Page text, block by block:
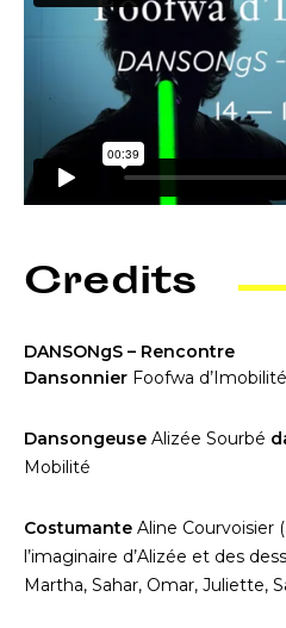
Credits
DANSONgS – Rencontre
Dansonnier Foofwa d’Imobilité
Dansongeuse Alizée Sourbé
Mobilité
Costumante Aline Courvoisier
l’imaginaire d’Alizée et des
Martha, Sahar, Omar, Juliette,